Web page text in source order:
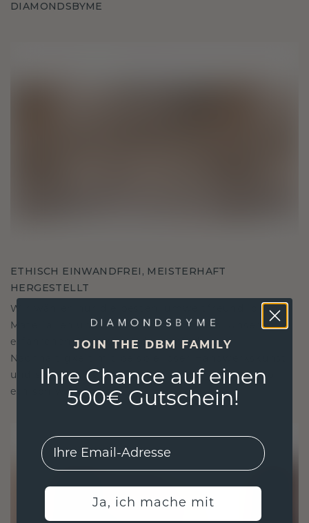
DIAMONDSBYME
ETHISCH EINWANDFREI, MEISTERHAFT
HERGESTELLT
Wir wählen nur die besten, umweltfreundlichen
Materialien und Labor Diamanten aus. Unsere
erfahrenen Goldschmiede verbinden
Nachhaltigkeit mit beispielloser Handwerkskunst
und stellen so sicher, dass Ihr Schmuck ebenso
ethisch wie exquisit ist.
JOIN THE DBM FAMILY
Ihre Chance auf einen
500€ Gutschein!
EMail
Ja, ich mache mit